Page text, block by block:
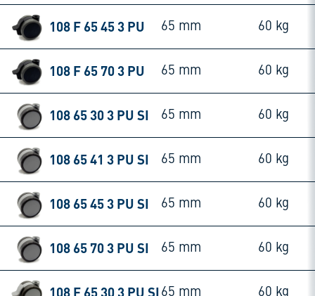
108 F 65 45 3 PU 65 mm 60 kg
108 F 65 70 3 PU 65 mm 60 kg
108 65 30 3 PU SI 65 mm 60 kg
108 65 41 3 PU SI 65 mm 60 kg
108 65 45 3 PU SI 65 mm 60 kg
108 65 70 3 PU SI 65 mm 60 kg
108 F 65 30 3 PU SI 65 mm 60 kg